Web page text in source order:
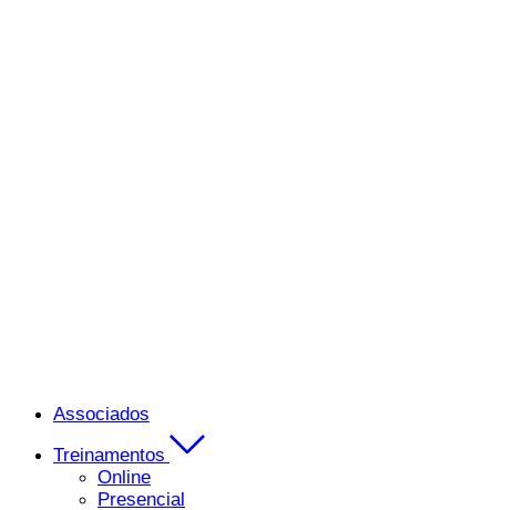
Associados
Treinamentos
Online
Presencial